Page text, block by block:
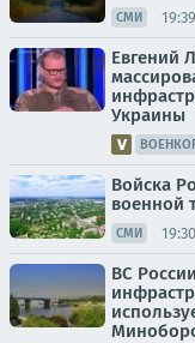
СМИ 19:39
Евгений
Украины
Войска
военной
СМИ 19:30
ВС